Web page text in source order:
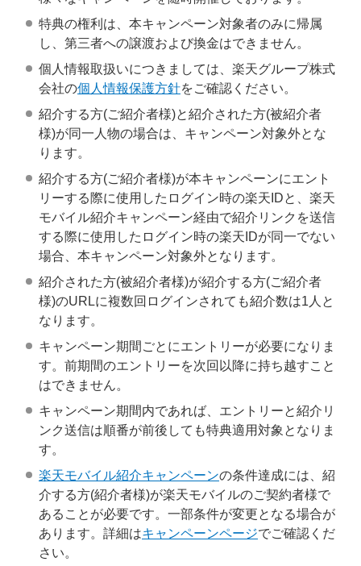
特典の権利は、本キャンペーン対象者のみに帰属
し、第三者への譲渡および換金はできません。
個人情報取扱いにつきましては、楽天グループ株式
会社の個人情報保護方針をご確認ください。
紹介する方(ご紹介者様)と紹介された方(被紹介者
様)が同一人物の場合は、キャンペーン対象外とな
ります。
紹介する方(ご紹介者様)が本キャンペーンにエント
リーする際に使用したログイン時の楽天IDと、楽天
モバイル紹介キャンペーン経由で紹介リンクを送信
する際に使用したログイン時の楽天IDが同一でない
場合、本キャンペーン対象外となります。
紹介された方(被紹介者様)が紹介する方(ご紹介者
様)のURLに複数回ログインされても紹介数は1人と
なります。
キャンペーン期間ごとにエントリーが必要になりま
す。前期間のエントリーを次回以降に持ち越すこと
はできません。
キャンペーン期間内であれば、エントリーと紹介リ
ンク送信は順番が前後しても特典適用対象となりま
す。
楽天モバイル紹介キャンペーンの条件達成には、紹
介する方(紹介者様)が楽天モバイルのご契約者様で
あることが必要です。一部条件が変更となる場合が
あります。詳細はキャンペーンページでご確認くだ
さい。